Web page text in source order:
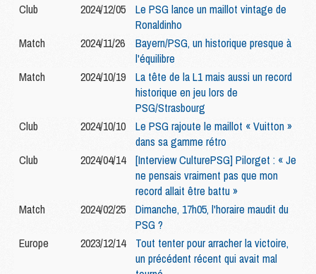
Club
2024/12/05
Le PSG lance un maillot vintage de
Ronaldinho
Match
2024/11/26
Bayern/PSG, un historique presque à
l'équilibre
Match
2024/10/19
La tête de la L1 mais aussi un record
historique en jeu lors de
PSG/Strasbourg
Club
2024/10/10
Le PSG rajoute le maillot « Vuitton »
dans sa gamme rétro
Club
2024/04/14
[Interview CulturePSG] Pilorget : « Je
ne pensais vraiment pas que mon
record allait être battu »
Match
2024/02/25
Dimanche, 17h05, l'horaire maudit du
PSG ?
Europe
2023/12/14
Tout tenter pour arracher la victoire,
un précédent récent qui avait mal